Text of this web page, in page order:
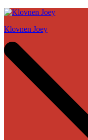
Klovnen Joey